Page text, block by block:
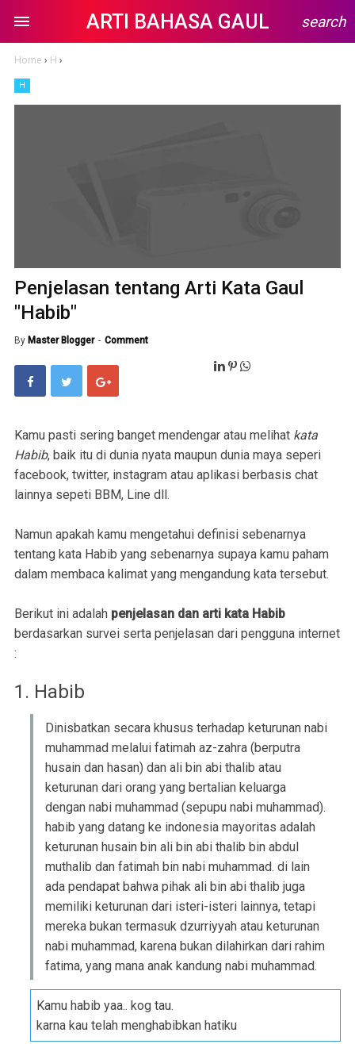
ARTI BAHASA GAUL search
Home › H ›
H
Penjelasan tentang Arti Kata Gaul
"Habib"
By Master Blogger Comment
Kamu pasti sering banget mendengar atau melihat kata
Habib, baik itu di dunia nyata maupun dunia maya seperi
facebook, twitter, instagram atau aplikasi berbasis chat
lainnya sepeti BBM, Line dll.
Namun apakah kamu mengetahui definisi sebenarnya
tentang kata Habib yang sebenarnya supaya kamu paham
dalam membaca kalimat yang mengandung kata tersebut.
Berikut ini adalah penjelasan dan arti kata Habib
berdasarkan survei serta penjelasan dari pengguna internet
:
1. Habib
Dinisbatkan secara khusus terhadap keturunan nabi
muhammad melalui fatimah az-zahra (berputra
husain dan hasan) dan ali bin abi thalib atau
keturunan dari orang yang bertalian keluarga
dengan nabi muhammad (sepupu nabi muhammad).
habib yang datang ke indonesia mayoritas adalah
keturunan husain bin ali bin abi thalib bin abdul
muthalib dan fatimah bin nabi muhammad. di lain
ada pendapat bahwa pihak ali bin abi thalib juga
memiliki keturunan dari isteri-isteri lainnya, tetapi
mereka bukan termasuk dzurriyyah atau keturunan
nabi muhammad, karena bukan dilahirkan dari rahim
fatima, yang mana anak kandung nabi muhammad.
Kamu habib yaa.. kog tau.
karna kau telah menghabibkan hatiku